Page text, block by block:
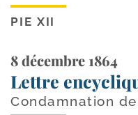
PIE XII
8 décembre 1864
Lettre
Condamnation